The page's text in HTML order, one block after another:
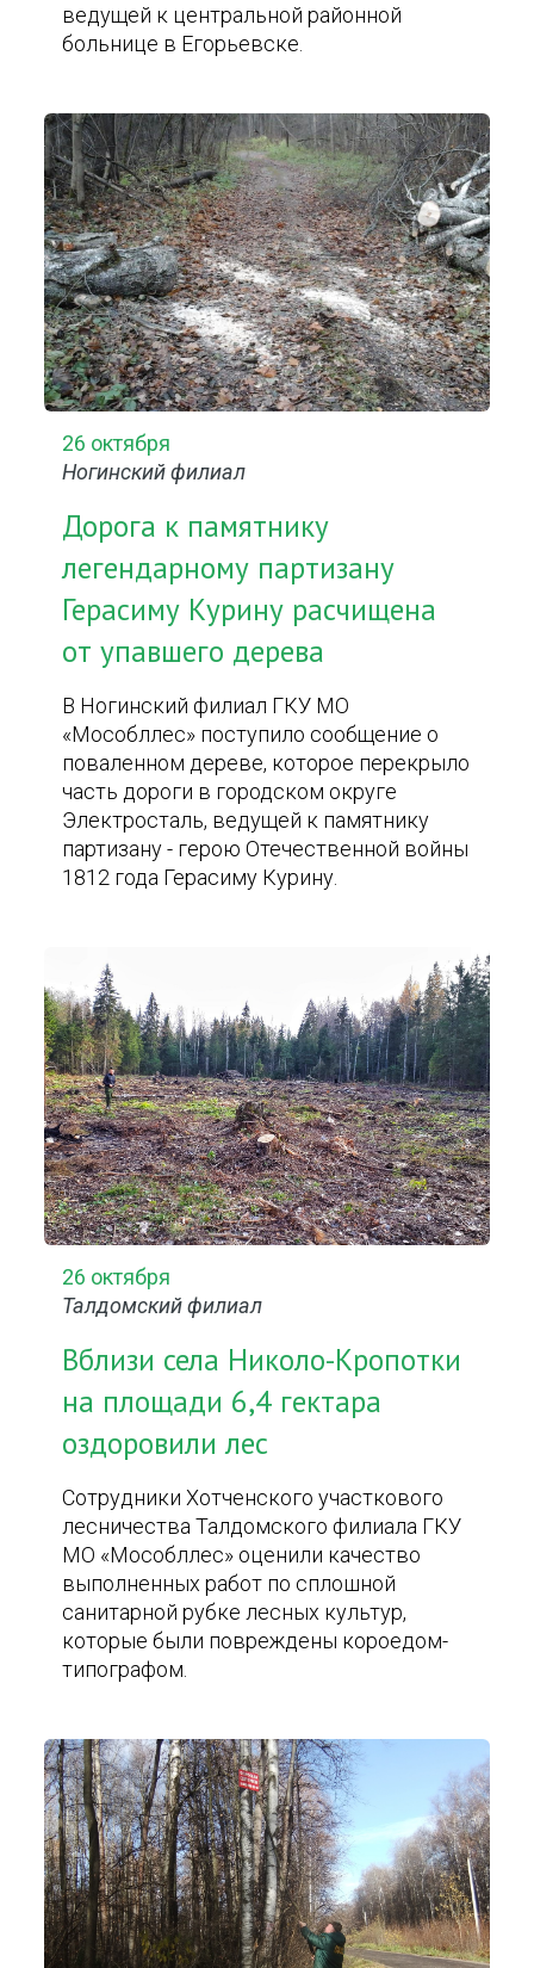
ведущей к центральной районной
больнице в Егорьевске.
26 октября
Ногинский филиал
Дорога к памятнику
легендарному партизану
Герасиму Курину расчищена
от упавшего дерева
В Ногинский филиал ГКУ МО
«Мособллес» поступило сообщение о
поваленном дереве, которое перекрыло
часть дороги в городском округе
Электросталь, ведущей к памятнику
партизану - герою Отечественной войны
1812 года Герасиму Курину.
26 октября
Талдомский филиал
Вблизи села Николо-Кропотки
на площади 6,4 гектара
оздоровили лес
Сотрудники Хотченского участкового
лесничества Талдомского филиала ГКУ
МО «Мособллес» оценили качество
выполненных работ по сплошной
санитарной рубке лесных культур,
которые были повреждены короедом-
типографом.